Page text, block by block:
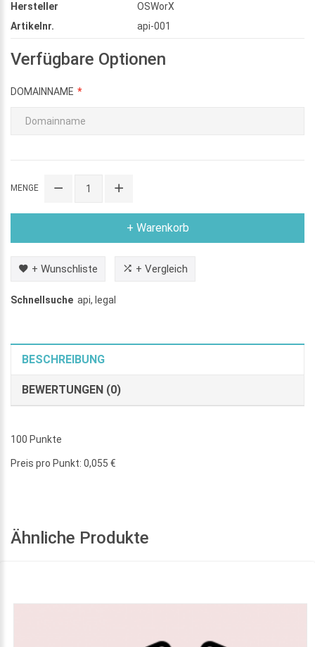
Hersteller
OSWorX
Artikelnr.
api-001
Verfügbare Optionen
DOMAINNAME
MENGE
+ Warenkorb
+ Wunschliste + Vergleich
Schnellsuche api, legal
BESCHREIBUNG
BEWERTUNGEN (0)
100 Punkte
Preis pro Punkt: 0,055 €
Ähnliche Produkte